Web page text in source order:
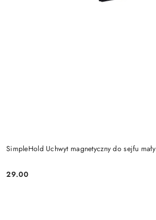
SimpleHold Uchwyt magnetyczny do sejfu mały
Cena:
29.00